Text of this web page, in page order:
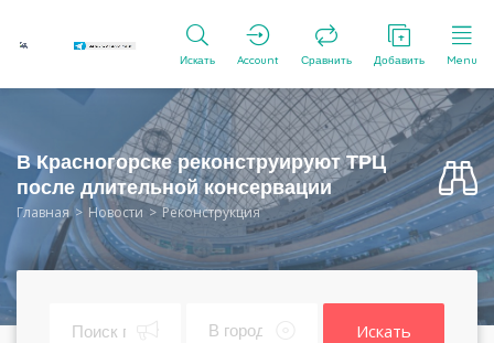
Искать Account Сравнить Добавить Menu
В Красногорске реконструируют ТРЦ
после длительной консервации
Главная Новости Реконструкция
Искать